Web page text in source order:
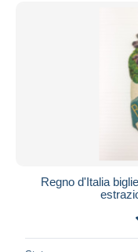
Zahlungsmethoden
Maestro
Gesamte Auswahl
Wohnsitz des
Regno d'Italia